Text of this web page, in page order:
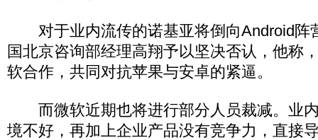
对于业内流传的诺基亚将倒向Android阵
国北京咨询部经理高翔予以坚决否认，他称
软合作，共同对抗苹果与安卓的紧逼。
而微软近期也将进行部分人员裁减。业
境不好，再加上企业产品没有竞争力，直接